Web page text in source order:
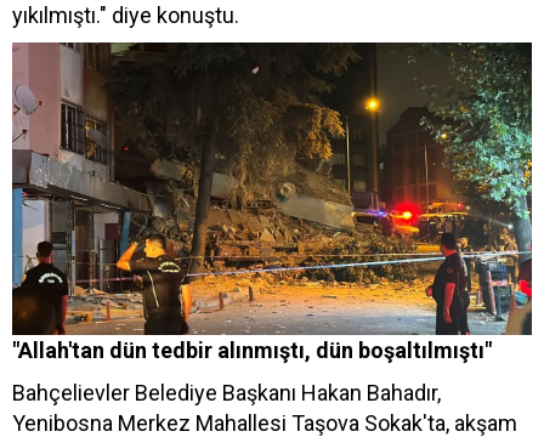
yıkılmıştı." diye konuştu.
"Allah'tan dün tedbir alınmıştı, dün boşaltılmıştı"
Bahçelievler Belediye Başkanı Hakan Bahadır,
Yenibosna Merkez Mahallesi Taşova Sokak'ta, akşam